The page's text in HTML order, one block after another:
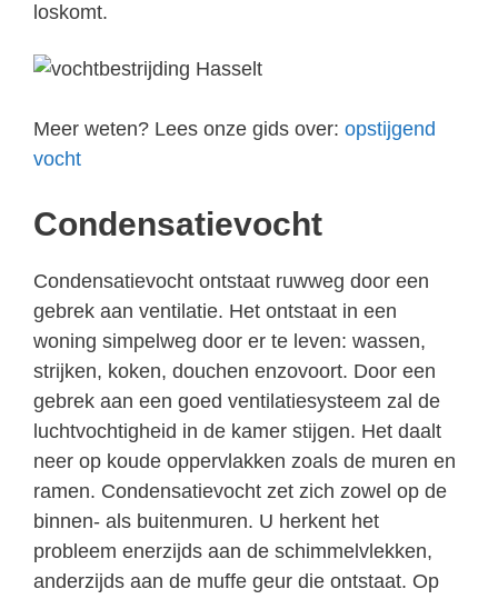
loskomt.
Meer weten? Lees onze gids over: opstijgend
vocht
Condensatievocht
Condensatievocht ontstaat ruwweg door een
gebrek aan ventilatie. Het ontstaat in een
woning simpelweg door er te leven: wassen,
strijken, koken, douchen enzovoort. Door een
gebrek aan een goed ventilatiesysteem zal de
luchtvochtigheid in de kamer stijgen. Het daalt
neer op koude oppervlakken zoals de muren en
ramen. Condensatievocht zet zich zowel op de
binnen- als buitenmuren. U herkent het
probleem enerzijds aan de schimmelvlekken,
anderzijds aan de muffe geur die ontstaat. Op